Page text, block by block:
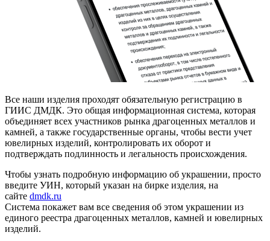
Все наши изделия проходят обязательную регистрацию в
ГИИС ДМДК. Это общая информационная система, которая
объединяет всех участников рынка драгоценных металлов и
камней, а также государственные органы, чтобы вести учет
ювелирных изделий, контролировать их оборот и
подтверждать подлинность и легальность происхождения.
Чтобы узнать подробную информацию об украшении, просто
введите УИН, который указан на бирке изделия, на
сайте dmdk.ru
Система покажет вам все сведения об этом украшении из
единого реестра драгоценных металлов, камней и ювелирных
изделий.